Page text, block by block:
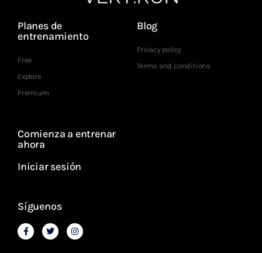
Planes de
entrenamiento
Free
Explore
Premium
Blog
Privacy policy
Terms and conditions
Comienza a entrenar
ahora
Iniciar sesión
Síguenos